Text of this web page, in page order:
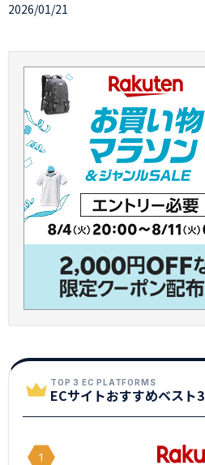
2026/01/21
TOP 3 EC PLATFORMS
ECサイトおすすめベスト3
1